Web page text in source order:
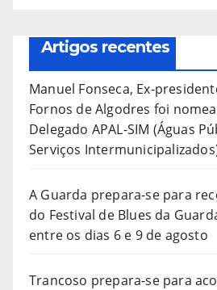
Artigos recentes
Manuel Fonseca, Ex-
Fornos de Algodres foi
Delegado APAL-SIM (Águas
Serviços
A Guarda prepara-se para
do Festival de Blues da
entre os dias 6 e 9 de agosto
Trancoso prepara-se para